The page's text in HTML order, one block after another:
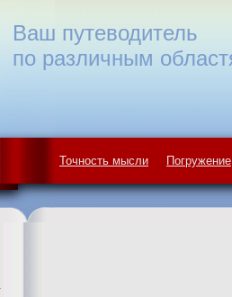
Точность мысли Погружение
Ваш путеводитель
по различным